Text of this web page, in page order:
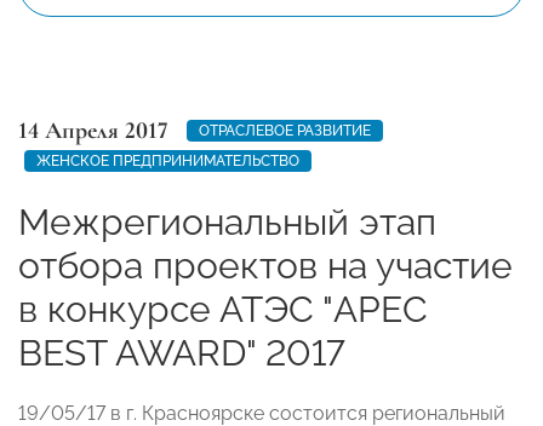
14 Апреля 2017
ОТРАСЛЕВОЕ РАЗВИТИЕ
ЖЕНСКОЕ ПРЕДПРИНИМАТЕЛЬСТВО
Межрегиональный этап
отбора проектов на участие
в конкурсе АТЭС "APEC
BEST AWARD" 2017
19/05/17 в г. Красноярске состоится региональный